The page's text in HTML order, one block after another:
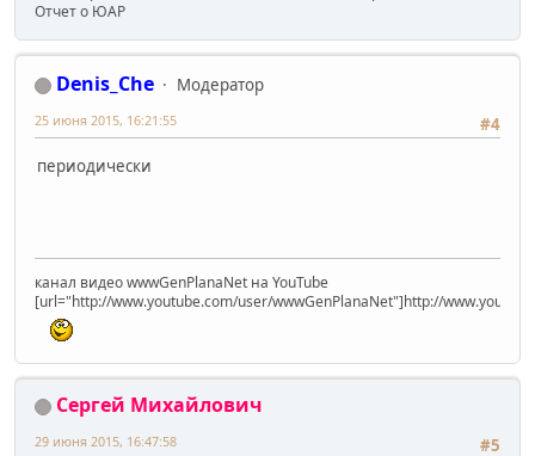
Отчет о ЮАР
Denis_Che
Модератор
#4
25 июня 2015, 16:21:55
периодически
канал видео wwwGenPlanaNet на YouTube
[url="http://www.youtube.com/user/wwwGenPlanaNet"]http://
Сергей Михайлович
#5
29 июня 2015, 16:47:58